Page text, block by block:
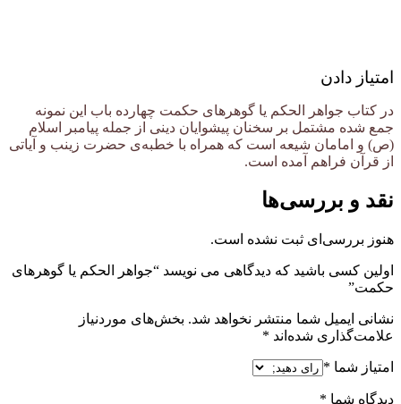
امتیاز دادن
در کتاب جواهر الحکم یا گ‍وه‍ره‍ای‌ ح‍کم‍ت‌ چهارده باب این نمونه
جمع شده مشتمل بر سخنان پیشوایان دینی از جمله پیامبر اسلام
(ص) و امامان شیعه است كه همراه با خطبه‌ی حضرت زینب و آیاتی
از قرآن فراهم آمده است.
نقد و بررسی‌ها
هنوز بررسی‌ای ثبت نشده است.
اولین کسی باشید که دیدگاهی می نویسد “جواهر الحکم یا گ‍وه‍ره‍ای‌
ح‍کم‍ت‌”
نشانی ایمیل شما منتشر نخواهد شد. بخش‌های موردنیاز
علامت‌گذاری شده‌اند *
امتیاز شما *
دیدگاه شما *